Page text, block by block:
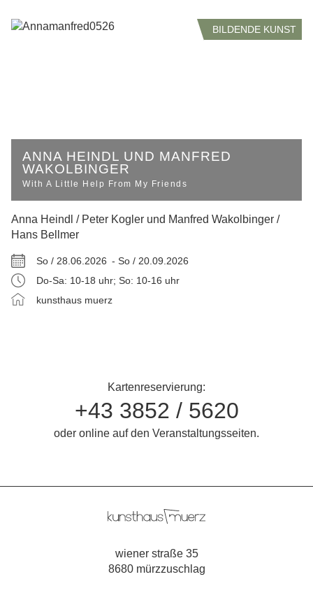
BILDENDE KUNST
ANNA HEINDL UND MANFRED
WAKOLBINGER
With A Little Help From My Friends
Anna Heindl / Peter Kogler und Manfred Wakolbinger /
Hans Bellmer
So / 28.06.2026 - So / 20.09.2026
Do-Sa: 10-18 uhr; So: 10-16 uhr
kunsthaus muerz
Kartenreservierung:
+43 3852 / 5620
oder online auf den Veranstaltungsseiten.
wiener straße 35
8680 mürzzuschlag